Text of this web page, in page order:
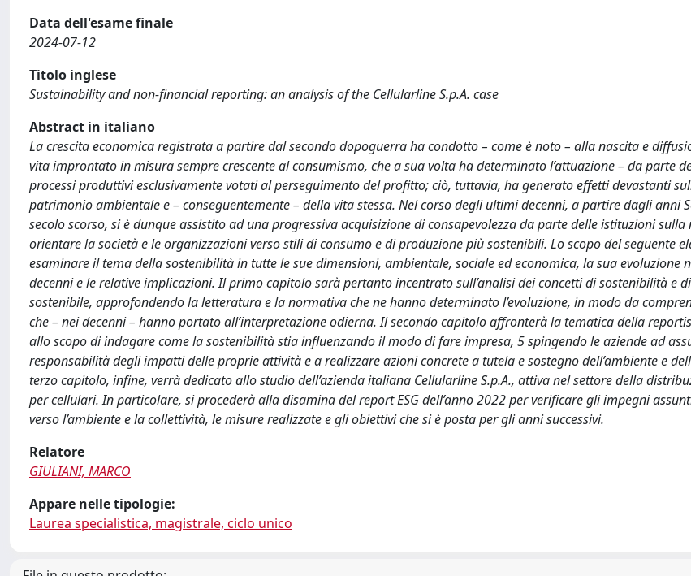
Data dell'esame finale
2024-07-12
Titolo inglese
Sustainability and non-financial reporting: an analysis of the Cellularline S.p.A. case
Abstract in italiano
La crescita economica registrata a partire dal secondo dopoguerra ha condotto – come è noto – alla nascita e
vita improntato in misura sempre crescente al consumismo, che a sua volta ha determinato l’attuazione – da parte
processi produttivi esclusivamente votati al perseguimento del profitto; ciò, tuttavia, ha generato effetti devastanti
patrimonio ambientale e – conseguentemente – della vita stessa. Nel corso degli ultimi decenni, a partire dagli anni
secolo scorso, si è dunque assistito ad una progressiva acquisizione di consapevolezza da parte delle istituzioni sulla
orientare la società e le organizzazioni verso stili di consumo e di produzione più sostenibili. Lo scopo del seguente
esaminare il tema della sostenibilità in tutte le sue dimensioni, ambientale, sociale ed economica, la sua evoluzione
decenni e le relative implicazioni. Il primo capitolo sarà pertanto incentrato sull’analisi dei concetti di sostenibilità e
sostenibile, approfondendo la letteratura e la normativa che ne hanno determinato l’evoluzione, in modo da
che – nei decenni – hanno portato all’interpretazione odierna. Il secondo capitolo affronterà la tematica della
allo scopo di indagare come la sostenibilità stia influenzando il modo di fare impresa, 5 spingendo le aziende ad
responsabilità degli impatti delle proprie attività e a realizzare azioni concrete a tutela e sostegno dell’ambiente e
terzo capitolo, infine, verrà dedicato allo studio dell’azienda italiana Cellularline S.p.A., attiva nel settore della
per cellulari. In particolare, si procederà alla disamina del report ESG dell’anno 2022 per verificare gli impegni
verso l’ambiente e la collettività, le misure realizzate e gli obiettivi che si è posta per gli anni successivi.
Relatore
GIULIANI, MARCO
Appare nelle tipologie:
Laurea specialistica, magistrale, ciclo unico